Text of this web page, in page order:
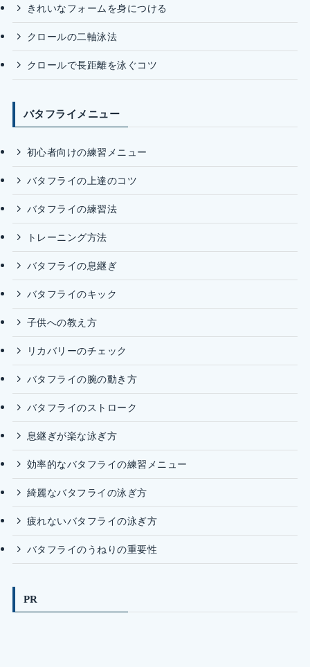
きれいなフォームを身につける
クロールの二軸泳法
クロールで長距離を泳ぐコツ
バタフライメニュー
初心者向けの練習メニュー
バタフライの上達のコツ
バタフライの練習法
トレーニング方法
バタフライの息継ぎ
バタフライのキック
子供への教え方
リカバリーのチェック
バタフライの腕の動き方
バタフライのストローク
息継ぎが楽な泳ぎ方
効率的なバタフライの練習メニュー
綺麗なバタフライの泳ぎ方
疲れないバタフライの泳ぎ方
バタフライのうねりの重要性
PR